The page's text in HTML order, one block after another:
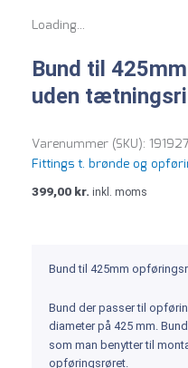
Loading...
Bund til
uden
Varenummer (SKU):
Fittings t. brønde og
399,00 kr. inkl. moms
Bund til 425mm
Bund der passer til
diameter på 425 mm.
som man benytter til
opføringsrøret.